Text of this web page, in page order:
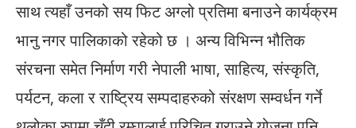
साथ त्यहाँ उनको सय फिट अग्लो प्रतिमा बनाउने कार्यक्रम
भानु नगर पालिकाको रहेको छ । अन्य विभिन्न भौतिक
संरचना समेत निर्माण गरी नेपाली भाषा, साहित्य, संस्कृति,
पर्यटन, कला र राष्ट्रिय सम्पदाहरुको संरक्षण सम्वर्धन गर्ने